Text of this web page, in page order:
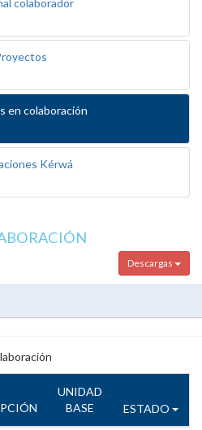
colaborador
en colaboración
Kérwá
Descargas
UNIDAD
BASE
ESTADO